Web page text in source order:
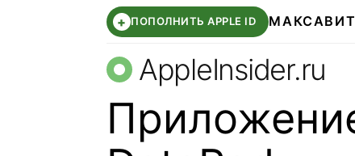
+ ПОПОЛНИТЬ APPLE ID МАКС
AppleInsider.ru